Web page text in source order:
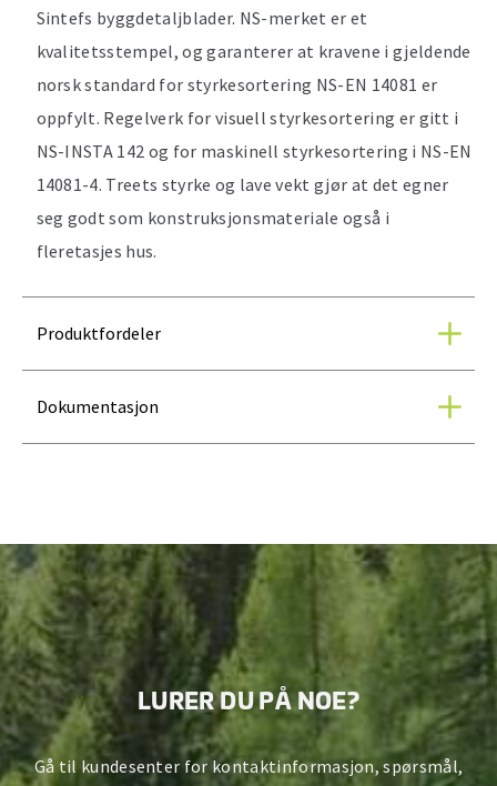
Sintefs byggdetaljblader. NS-merket er et
kvalitetsstempel, og garanterer at kravene i gjeldende
norsk standard for styrkesortering NS-EN 14081 er
oppfylt. Regelverk for visuell styrkesortering er gitt i
NS-INSTA 142 og for maskinell styrkesortering i NS-EN
14081-4. Treets styrke og lave vekt gjør at det egner
seg godt som konstruksjonsmateriale også i
fleretasjes hus.
Produktfordeler
Dokumentasjon
LURER DU PÅ NOE?
Gå til kundesenter for kontaktinformasjon, spørsmål,